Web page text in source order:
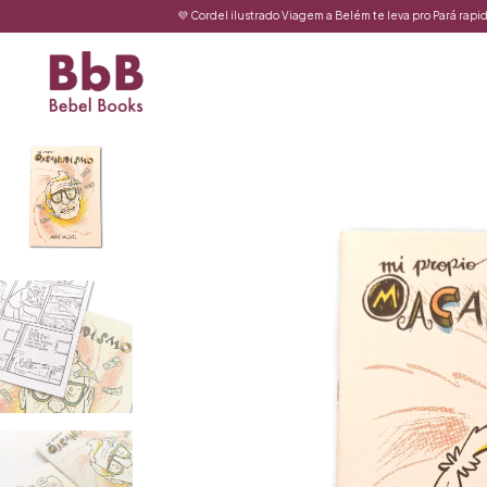
💜 Cordel ilustrado Viagem a Belém te leva pro Pará rapidinho!💜